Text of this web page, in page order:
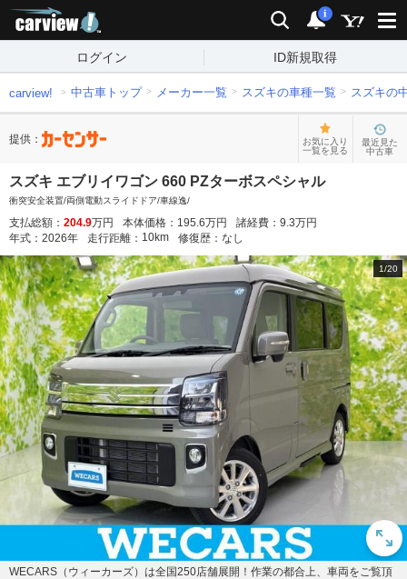
検索 通知
i
ログイン ID新規取得
carview! 中古車トップ メーカー一覧 スズキの車種一覧 スズキの
提供：
お気に入り
一覧を見る
最近見た
中古車
スズキ エブリイワゴン 660 PZターボスペシャル
衝突安全装置/両側電動スライドドア/車線逸/
支払総額： 204.9万円 本体価格： 195.6万円 諸経費： 9.3万円
年式： 2026年 走行距離： 10km 修復歴： なし
1/20
WECARS（ウィーカーズ）は全国250店舗展開！作業の都合上、車両をご覧頂